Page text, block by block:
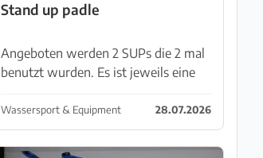
Stand up padle
Angeboten werden 2 SUPs die 2 mal
benutzt wurden. Es ist jeweils eine
pro Stück 160€ VB
Wassersport & Equipment 28.07.2026